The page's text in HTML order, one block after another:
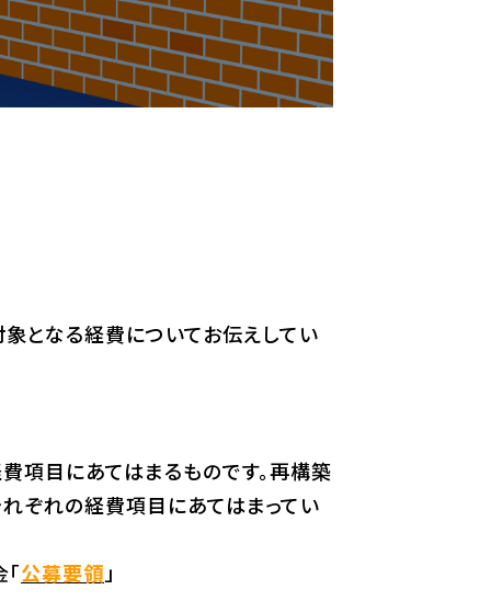
となる経費についてお伝えしてい
目にあてはまるものです。再構築
ぞれの経費項目にあてはまってい
公募要領 」